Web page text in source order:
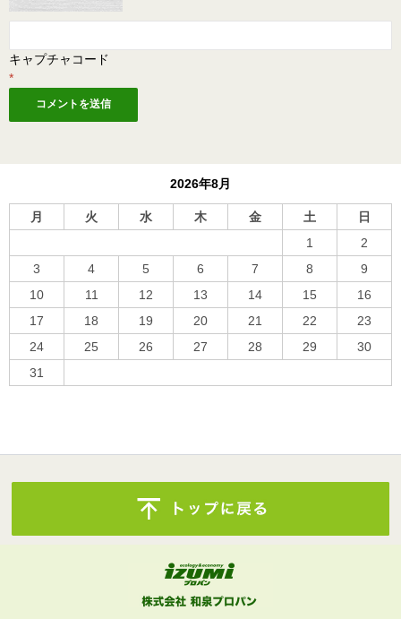
キャプチャコード
*
2026年8月
月 火 水 木 金 土
日
1
2
3
4 5 6 7 8
9
10
11 12 13 14 15
16
17
18 19 20 21 22
23
24
25 26 27 28 29
30
31